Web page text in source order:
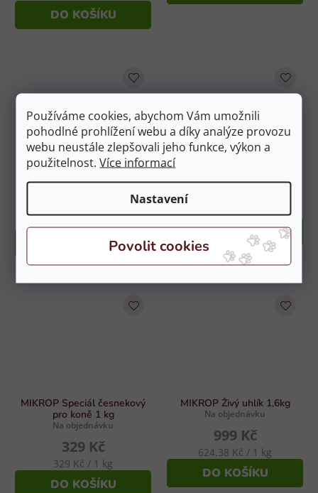
Používáme cookies, abychom Vám umožnili
pohodlné prohlížení webu a díky analýze provozu
webu neustále zlepšovali jeho funkce, výkon a
použitelnost.Více informací
Nastavení
cena:
DO KOŠÍKU
20kg
999 Kč
DO KOŠÍKU
Na objednávku
DO KOŠÍKU
MIKROP Speciál česnekový
pro koně 1 kg
Na objednávku
329 Kč
Měrná
cena:
329 Kč / 1 kg
DO KOŠÍKU
MIKROP Živý uhlík 1,6kg
Na objednávku
999 Kč
Měrná
cena:
624,38 Kč / 1 kg
DO KOŠÍKU